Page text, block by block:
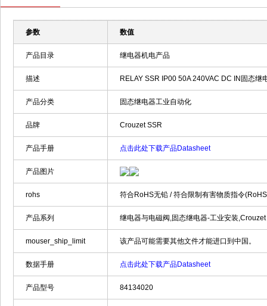
参数 数值
产品目录 继电器机电产品
描述 RELAY SSR IP00 50A 240VAC DC IN固态继
产品分类 固态继电器工业自动化
品牌 Crouzet SSR
产品手册 点击此处下载产品Datasheet
产品图片
rohs 符合RoHS无铅 / 符合限制有害物质指令
产品系列 继电器与电磁阀,固态继电器-工业安装
mouser_ship_limit 该产品可能需要其他文件才能进口到中国。
数据手册 点击此处下载产品Datasheet
产品型号 84134020